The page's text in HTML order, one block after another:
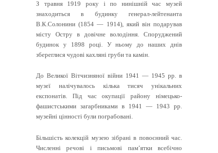
З травня 1919 року і по нинішній час музей
знаходиться в будинку генерал-лейтенанта
В.К.Солонини (1854 — 1914), який він подарував
місту Остру в довічне володіння. Споруджений
будинок у 1898 році. У ньому до наших днів
збереглися чудові кахляні груби та камін.
До Великої Вітчизняної війни 1941 — 1945 рр. в
музеї налічувалось кілька тисяч унікальних
експонатів. Під час окупації району німецько-
фашистськими загарбниками в 1941 — 1943 рр.
музейні цінності були пограбовані.
Більшість колекцій музею зібрані в повоєнний час.
Численні речові і письмові пам’ятки всебічно